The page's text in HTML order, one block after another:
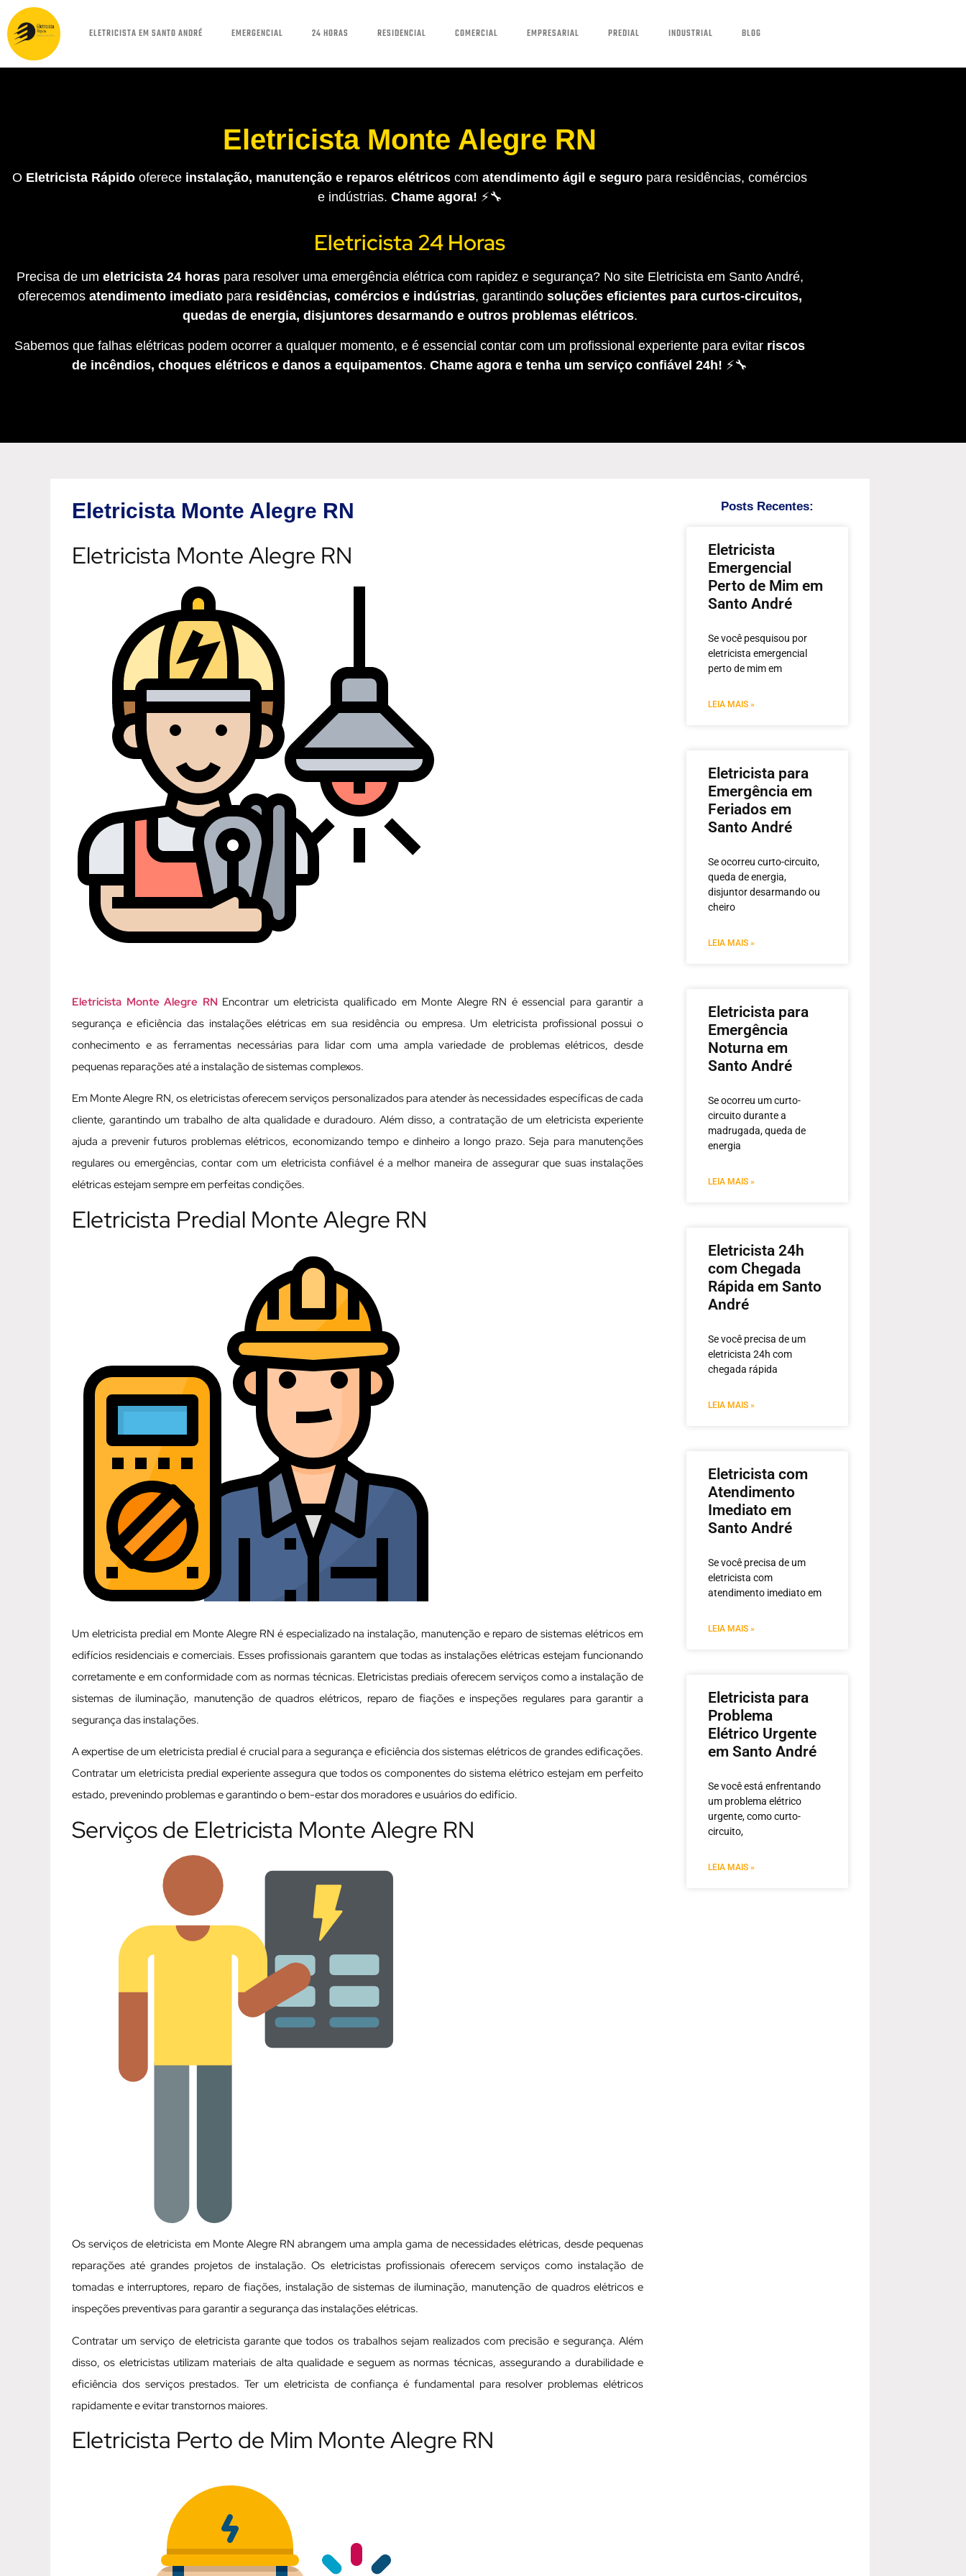
ELETRICISTA EM SANTO ANDRÉ EMERGENCIAL 24 HORAS RESIDENCIAL COMERCIAL EMPRESARIAL PREDIAL INDUSTRIAL BLOG
Eletricista Monte Alegre RN
O Eletricista Rápido oferece instalação, manutenção e reparos elétricos com atendimento ágil e seguro para residências, comércios
e indústrias. Chame agora! ⚡🔧
Eletricista 24 Horas
Precisa de um eletricista 24 horaspara resolver uma emergência elétrica com rapidez e segurança? No site Eletricista em Santo André,
oferecemos atendimento imediatopara residências, comércios e indústrias, garantindo soluções eficientes para curtos-circuitos,
quedas de energia, disjuntores desarmando e outros problemas elétricos.
Sabemos que falhas elétricas podem ocorrer a qualquer momento, e é essencial contar com um profissional experiente para evitar riscos
de incêndios, choques elétricos e danos a equipamentos. Chame agora e tenha um serviço confiável 24h! ⚡🔧
Eletricista Monte Alegre RN
Eletricista Monte Alegre RN
Eletricista Monte Alegre RN Encontrar um eletricista qualificado em Monte Alegre RN é essencial para garantir a
segurança e eficiência das instalações elétricas em sua residência ou empresa. Um eletricista profissional possui o
conhecimento e as ferramentas necessárias para lidar com uma ampla variedade de problemas elétricos, desde
pequenas reparações até a instalação de sistemas complexos.
Em Monte Alegre RN, os eletricistas oferecem serviços personalizados para atender às necessidades específicas de cada
cliente, garantindo um trabalho de alta qualidade e duradouro. Além disso, a contratação de um eletricista experiente
ajuda a prevenir futuros problemas elétricos, economizando tempo e dinheiro a longo prazo. Seja para manutenções
regulares ou emergências, contar com um eletricista confiável é a melhor maneira de assegurar que suas instalações
elétricas estejam sempre em perfeitas condições.
Eletricista Predial Monte Alegre RN
Um eletricista predial em Monte Alegre RN é especializado na instalação, manutenção e reparo de sistemas elétricos em
edifícios residenciais e comerciais. Esses profissionais garantem que todas as instalações elétricas estejam funcionando
corretamente e em conformidade com as normas técnicas. Eletricistas prediais oferecem serviços como a instalação de
sistemas de iluminação, manutenção de quadros elétricos, reparo de fiações e inspeções regulares para garantir a
segurança das instalações.
A expertise de um eletricista predial é crucial para a segurança e eficiência dos sistemas elétricos de grandes edificações.
Contratar um eletricista predial experiente assegura que todos os componentes do sistema elétrico estejam em perfeito
estado, prevenindo problemas e garantindo o bem-estar dos moradores e usuários do edifício.
Serviços de Eletricista Monte Alegre RN
Os serviços de eletricista em Monte Alegre RN abrangem uma ampla gama de necessidades elétricas, desde pequenas
reparações até grandes projetos de instalação. Os eletricistas profissionais oferecem serviços como instalação de
tomadas e interruptores, reparo de fiações, instalação de sistemas de iluminação, manutenção de quadros elétricos e
inspeções preventivas para garantir a segurança das instalações elétricas.
Contratar um serviço de eletricista garante que todos os trabalhos sejam realizados com precisão e segurança. Além
disso, os eletricistas utilizam materiais de alta qualidade e seguem as normas técnicas, assegurando a durabilidade e
eficiência dos serviços prestados. Ter um eletricista de confiança é fundamental para resolver problemas elétricos
rapidamente e evitar transtornos maiores.
Eletricista Perto de Mim Monte Alegre RN
Posts Recentes:
Eletricista
Emergencial
Perto de Mim em
Santo André
Se você pesquisou por
eletricista emergencial
perto de mim em
LEIA MAIS »
Eletricista para
Emergência em
Feriados em
Santo André
Se ocorreu curto-circuito,
queda de energia,
disjuntor desarmando ou
cheiro
LEIA MAIS »
Eletricista para
Emergência
Noturna em
Santo André
Se ocorreu um curto-
circuito durante a
madrugada, queda de
energia
LEIA MAIS »
Eletricista 24h
com Chegada
Rápida em Santo
André
Se você precisa de um
eletricista 24h com
chegada rápida
LEIA MAIS »
Eletricista com
Atendimento
Imediato em
Santo André
Se você precisa de um
eletricista com
atendimento imediato em
LEIA MAIS »
Eletricista para
Problema
Elétrico Urgente
em Santo André
Se você está enfrentando
um problema elétrico
urgente, como curto-
circuito,
LEIA MAIS »